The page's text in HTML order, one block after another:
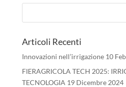
Articoli Recenti
Innovazioni nell’irrigazione 10
FIERAGRICOLA TECH 2025:
TECNOLOGIA 19 Dicembre 2024